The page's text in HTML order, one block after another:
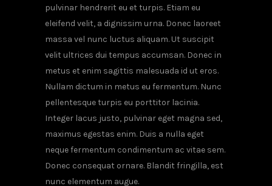
pulvinar hendrerit eu et turpis. Etiam eu
eleifend velit, a dignissim urna. Donec laoreet
massa vel nunc luctus aliquam. Ut suscipit
velit ultrices dui tempus accumsan. Donec in
metus et enim sagittis malesuada id ut eros.
Nullam dictum in metus eu fermentum. Nunc
pellentesque turpis eu porttitor lacinia.
Integer lacus justo, pulvinar eget magna sed,
maximus egestas enim. Duis a nulla eget
neque fermentum condimentum ac vitae sem.
Donec consequat ornare. Blandit fringilla, est
nunc elementum augue.